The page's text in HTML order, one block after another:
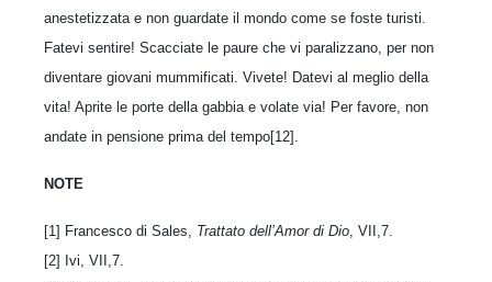
anestetizzata e non guardate il mondo come se foste turisti.
Fatevi sentire! Scacciate le paure che vi paralizzano, per non
diventare giovani mummificati. Vivete! Datevi al meglio della
vita! Aprite le porte della gabbia e volate via! Per favore, non
andate in pensione prima del tempo[12].
NOTE
[1] Francesco di Sales, Trattato dell’Amor di Dio , VII,7.
[2] Ivi, VII,7.